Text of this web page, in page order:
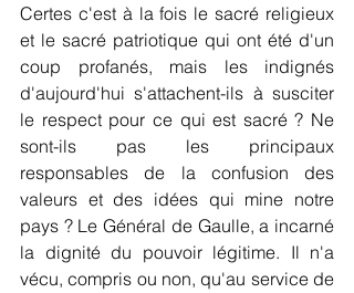
Certes c'est à la fois le sacré religieux
et le sacré patriotique qui ont été d'un
coup profanés, mais les indignés
d'aujourd'hui s'attachent-ils à susciter
le respect pour ce qui est sacré ? Ne
sont-ils pas les principaux
responsables de la confusion des
valeurs et des idées qui mine notre
pays ? Le Général de Gaulle, a incarné
la dignité du pouvoir légitime. Il n'a
vécu, compris ou non, qu'au service de